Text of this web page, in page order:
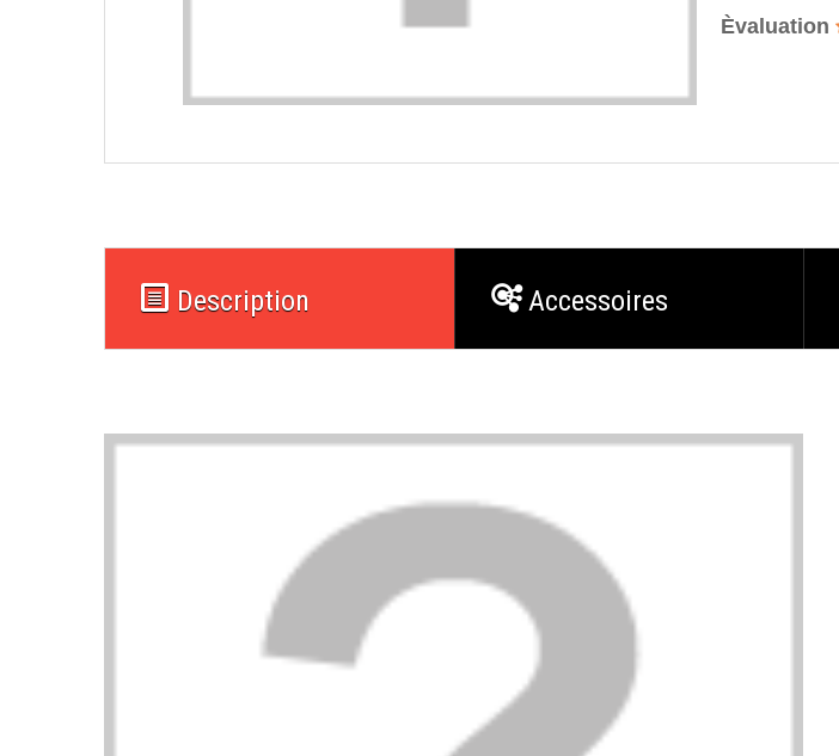
Èvaluation
Description Accessoires